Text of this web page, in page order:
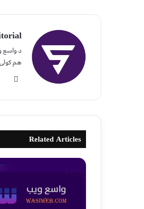
د واسع
هم
Related Articles